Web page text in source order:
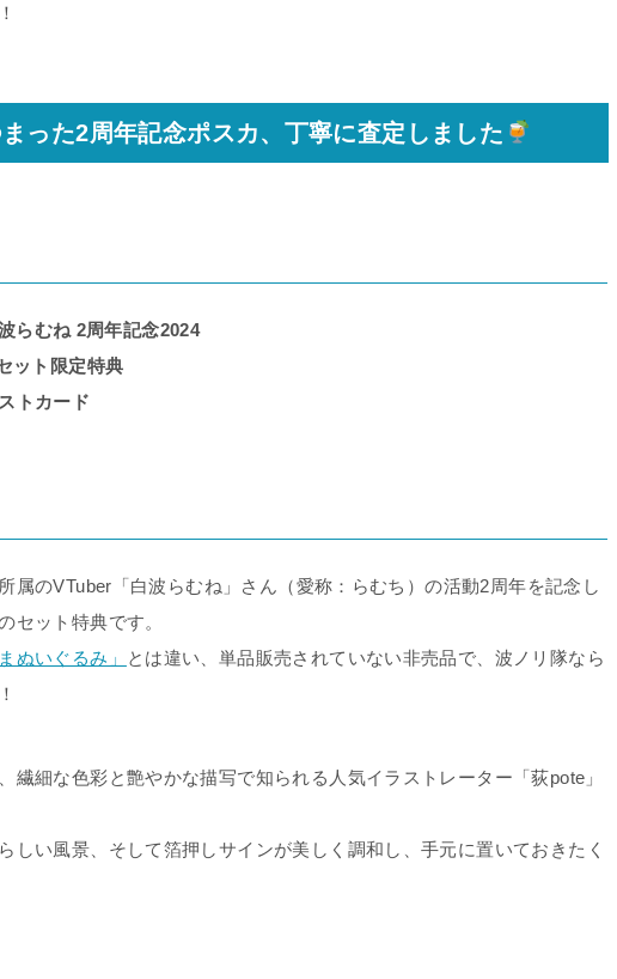
った2周年記念ポスカ、丁寧に査定しました
らむね 2周年記念2024
ット限定特典
トカード
属のVTuber「白波らむね」さん（愛称：らむち）の活動2周年を記念し
セット特典です。
ぬいぐるみ」
とは違い、単品販売されていない非売品で、波ノリ隊なら
繊細な色彩と艶やかな描写で知られる人気イラストレーター「荻pote」
しい風景、そして箔押しサインが美しく調和し、手元に置いておきたく